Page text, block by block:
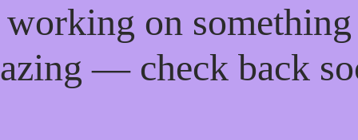
working on something
— check back